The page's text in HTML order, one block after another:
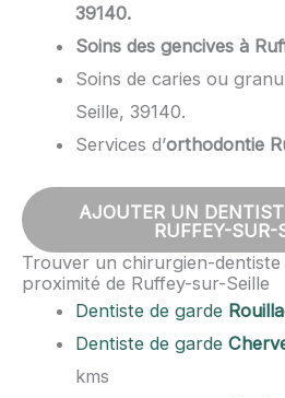
39140.
Soins des gencives à
Soins de caries ou
Seille, 39140.
Services d’orthodontie
AJOUTER UN
RUFFEY-SUR-
Trouver un chirurgien-dentiste
proximité de Ruffey-sur-Seille
Dentiste de garde
Dentiste de garde
kms